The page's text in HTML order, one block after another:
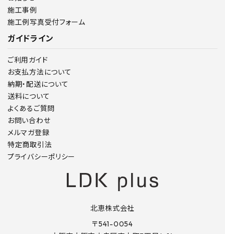
施工事例
施工例写真受付フォーム
ガイドライン
ご利用ガイド
お支払方法について
納期・配送について
送料について
よくあるご質問
お問い合わせ
メルマガ登録
特定商取引法
プライバシーポリシー
北恵株式会社
〒541-0054